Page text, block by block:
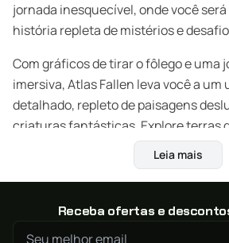
jornada inesquecível, onde você
história repleta de mistérios e
Com gráficos de tirar o fôlego e uma
imersiva, Atlas Fallen leva você a um
detalhado, repleto de paisagens
criaturas fantásticas. Explore terras
desvende segredos antigos e
poderosos em batalhas épicas.
Mundo vasto e detalhado para
Leia mais
Receba ofertas e